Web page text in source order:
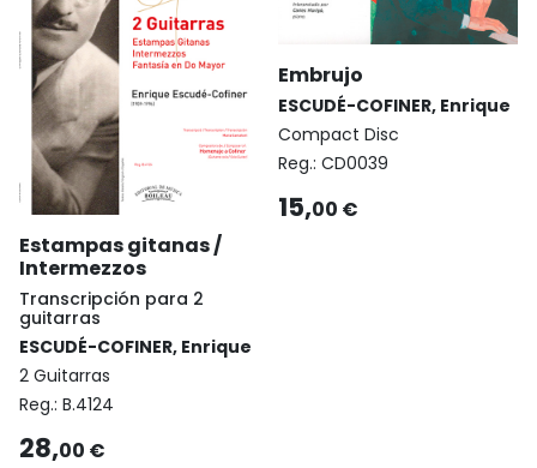
Estampas gitanas /
Intermezzos
Transcripción para 2
guitarras
ESCUDÉ-COFINER, Enrique
2 Guitarras
Reg.: B.4124
28,00 €
Embrujo
ESCUDÉ-COFINER, Enrique
Compact Disc
Reg.: CD0039
15,00 €